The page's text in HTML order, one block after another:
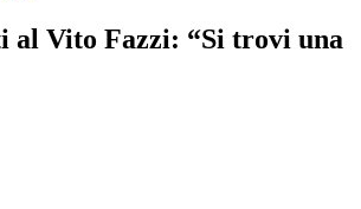
al Vito Fazzi: “Si trovi una